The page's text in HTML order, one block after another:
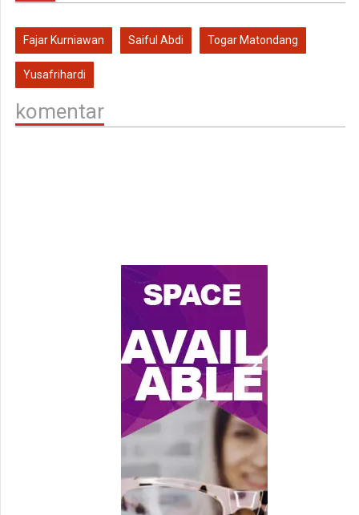
Fajar Kurniawan Saiful Abdi Togar Matondang
Yusafrihardi
komentar